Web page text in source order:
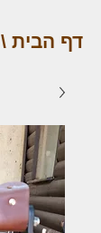
דף הבית \